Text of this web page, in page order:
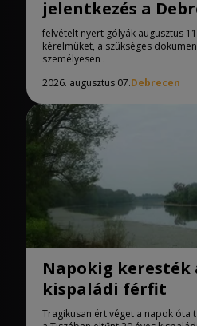
jelentkezés a
Egyetemen
felvételt nyert gólyák augusztus
kérelmüket, a szükséges
személyesen .
2026. augusztus 07.Debrecen
Napokig keresték
kispaládi férfit
Tragikusan ért véget a napok óta